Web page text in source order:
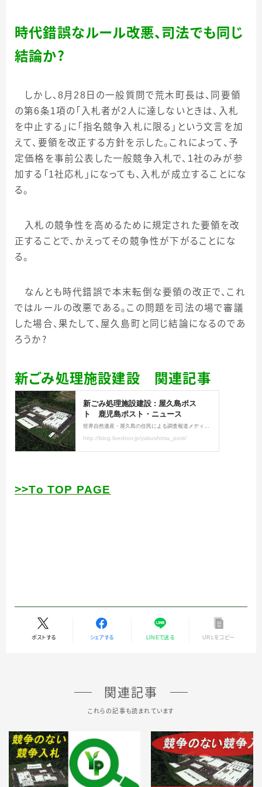
時代錯誤なルール改悪、司法でも同じ
結論か？
しかし、 8月 28 日の一般質問で荒木町長は、同要領
の第6条1項の「入札者が2 人に達しないときは、入札
を中止する」に「指名競争入札に限る」という文言を加
えて、要領を改正する方針を示した。これによって、予
定価格を事前公表した一般競争入札で、 1社のみが参
加する「 1社応札」になっても、入札が成立することにな
る。
入札の競争性を高めるために規定された要領を改
正することで、かえってその競争性が下がることにな
る。
なんとも時代錯誤で本末転倒な要領の改正で、これ
ではルールの改悪である。この問題を司法の場で審議
した場合、果たして、屋久島町と同じ結論になるのであ
ろうか？
新ごみ処理施設建設 関連記事
＞＞To TOP PAGE
ポストする シェアする LINEで送る URLをコピー
関連記事
これらの記事も読まれています